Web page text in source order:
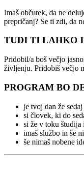
Imaš občutek, da ne
prepričanj? Se ti zdi, da
TUDI TI LAHKO
Pridobil/a boš večjo
življenju. Pridobiš večjo
PROGRAM BO
je tvoj dan že
si človek, ki do
si že v toku študija
imaš službo in še
še nimaš nobene